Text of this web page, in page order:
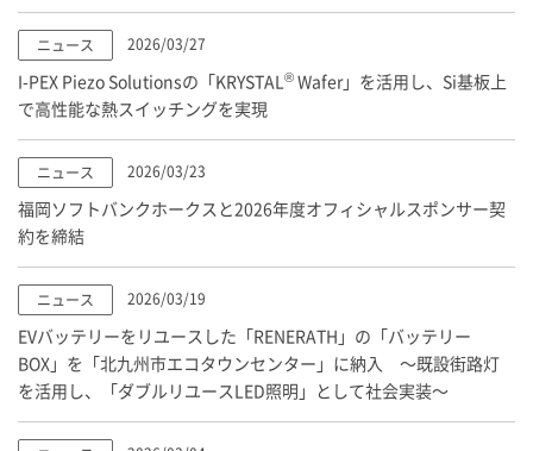
ニュース 2026/03/27
I-PEX Piezo Solutionsの「KRYSTAL® Wafer」を活用し、Si基板上
で高性能な熱スイッチングを実現
ニュース 2026/03/23
福岡ソフトバンクホークスと2026年度オフィシャルスポンサー契
約を締結
ニュース 2026/03/19
EVバッテリーをリユースした「RENERATH」の「バッテリー
BOX」を「北九州市エコタウンセンター」に納入 ～既設街路灯
を活用し、「ダブルリユースLED照明」として社会実装～